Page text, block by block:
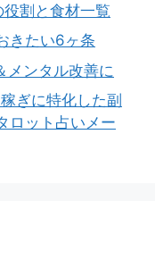
割と食材一覧
きたい6ヶ条
メンタル改善に
ぎに特化した副
ロット占いメー